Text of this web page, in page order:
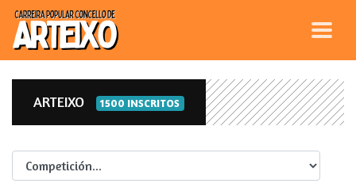
ARTEIXO 1500 INSCRITOS
Competicion